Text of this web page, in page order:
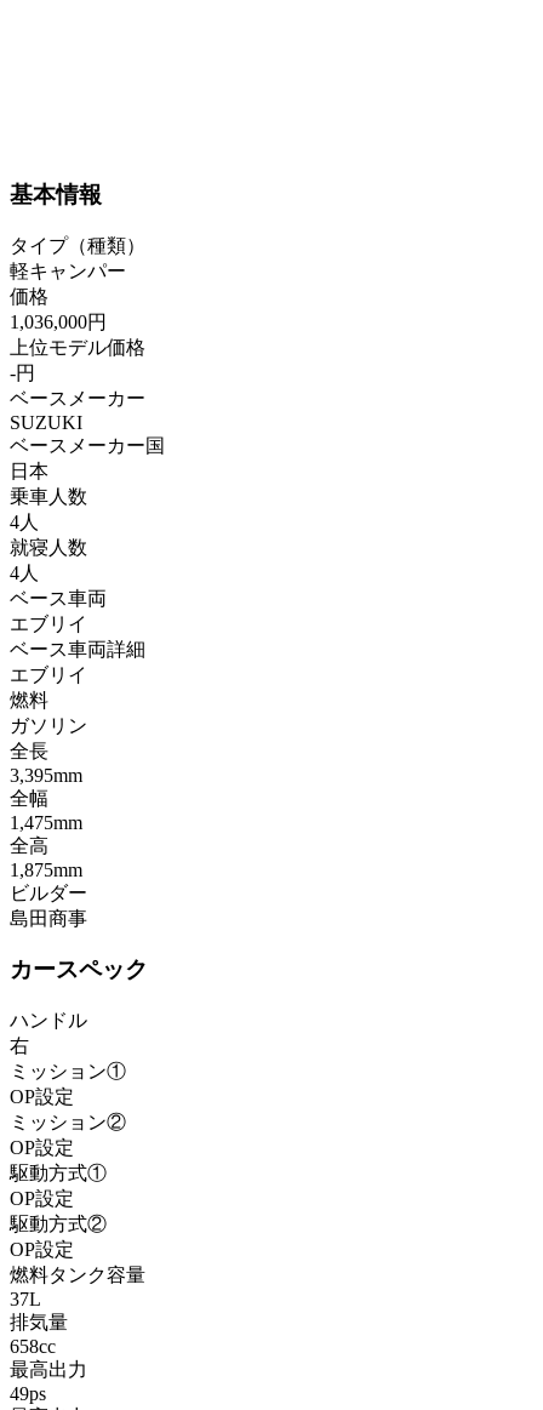
基本情報
タイプ（種類）
軽キャンパー
価格
1,036,000円
上位モデル価格
-円
ベースメーカー
SUZUKI
ベースメーカー国
日本
乗車人数
4人
就寝人数
4人
ベース車両
エブリイ
ベース車両詳細
エブリイ
燃料
ガソリン
全長
3,395mm
全幅
1,475mm
全高
1,875mm
ビルダー
島田商事
カースペック
ハンドル
右
ミッション①
OP設定
ミッション②
OP設定
駆動方式①
OP設定
駆動方式②
OP設定
燃料タンク容量
37L
排気量
658cc
最高出力
49ps